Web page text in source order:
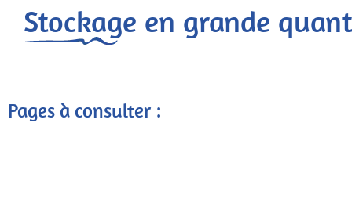
Stockage en grande
Pages à consulter :